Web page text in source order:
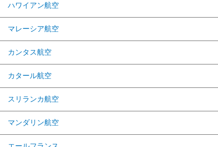
ハワイアン航空
マレーシア航空
カンタス航空
カタール航空
スリランカ航空
マンダリン航空